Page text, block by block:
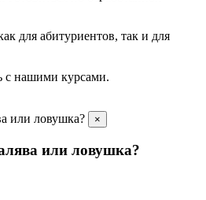
для абитуриентов, так и для
с нашими курсами.
×
или ловушка?